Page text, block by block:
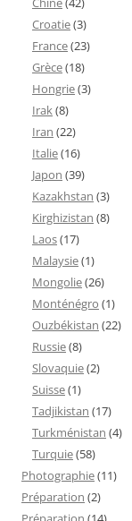
Croatie(3)
France(23)
Grèce(18)
Hongrie(3)
Irak(8)
Iran (22)
Italie(16)
Japon (39)
Kazakhstan (3)
Kirghizistan (8)
Laos(17)
Malaysie(1)
Mongolie(26)
Monténégro (1)
Ouzbékistan (22)
Russie(8)
Slovaquie(2)
Suisse(1)
Tadjikistan (17)
Turkménistan (4)
Turquie(58)
Photographie(11)
Préparation (2)